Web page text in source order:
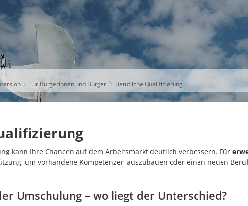
AKTUELLES THEMEN UNSER KREIS
Für Bürgerinnen und Bürger Berufliche Qualifizierung
kann Ihre Chancen auf dem Arbeitsmarkt deutlich verbessern. Für
um vorhandene Kompetenzen auszubauen oder einen neuen
Umschulung – wo liegt der Unterschied?